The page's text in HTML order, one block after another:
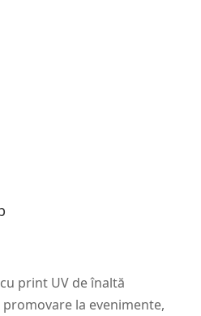
print UV de înaltă
la evenimente,